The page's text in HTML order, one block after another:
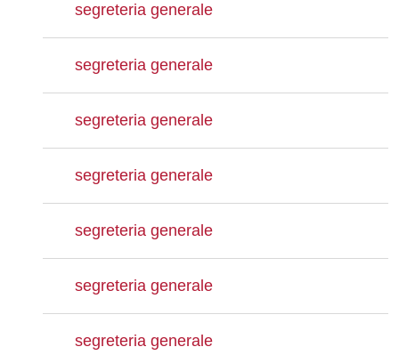
segreteria generale
segreteria generale
segreteria generale
segreteria generale
segreteria generale
segreteria generale
segreteria generale